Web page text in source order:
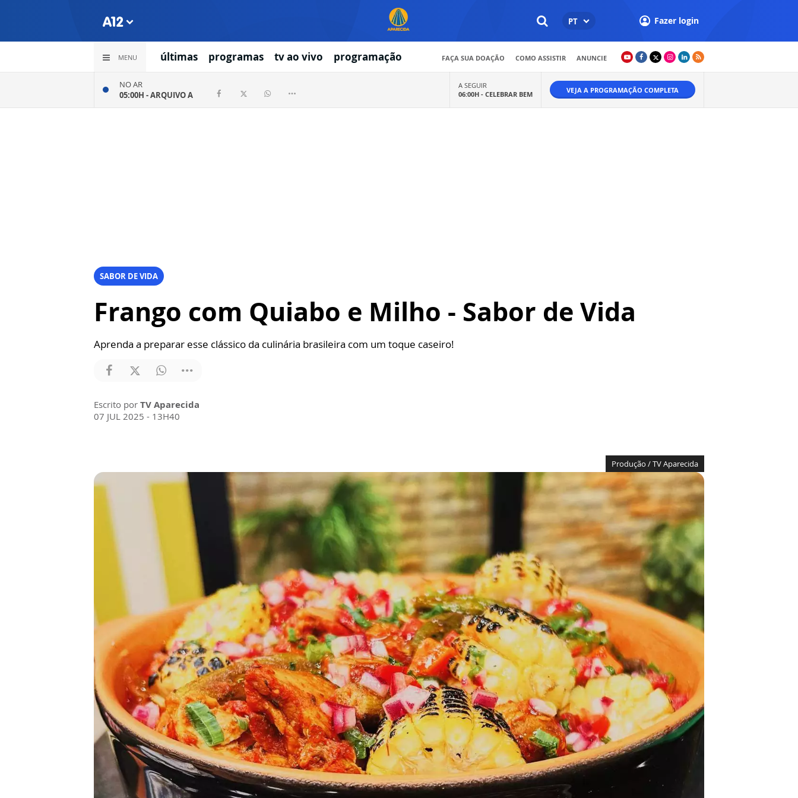
PT Fazer login
MENU últimas programas tv ao vivo programação FAÇA SUA DOAÇÃO COMO ASSISTIR ANUNCIE
NO AR
05:00H -ARQUIVO A
A SEGUIR
06:00H - CELEBRAR BEM VEJA A PROGRAMAÇÃO COMPLETA
SABOR DE VIDA
Frango com Quiabo e Milho - Sabor de Vida
Aprenda a preparar esse clássico da culinária brasileira com um toque caseiro!
Escrito por TV Aparecida
07 JUL 2025 - 13H40
Produção / TV Aparecida